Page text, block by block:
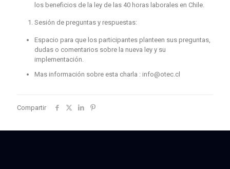
los beneficios de la ley de las 40 horas laborales en Chile.
Sesión de preguntas y respuestas:
Espacio para que los participantes planteen sus preguntas,
dudas o comentarios sobre la nueva ley y su
implementación.
Mas información sobre esta charla : info@otec.cl
Compartir